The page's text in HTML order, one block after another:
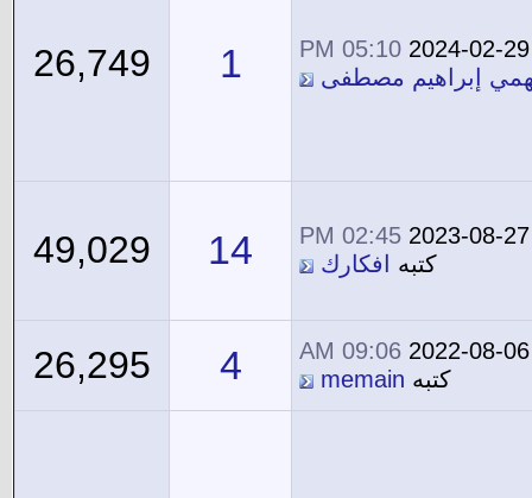
2024-02-29
05:10 PM
إبراهيم مصطفى
1
26,749
2023-08-27
02:45 PM
كتبه
افكارك 14
49,029
2022-08-06
09:06 AM
كتبه memain
4
26,295